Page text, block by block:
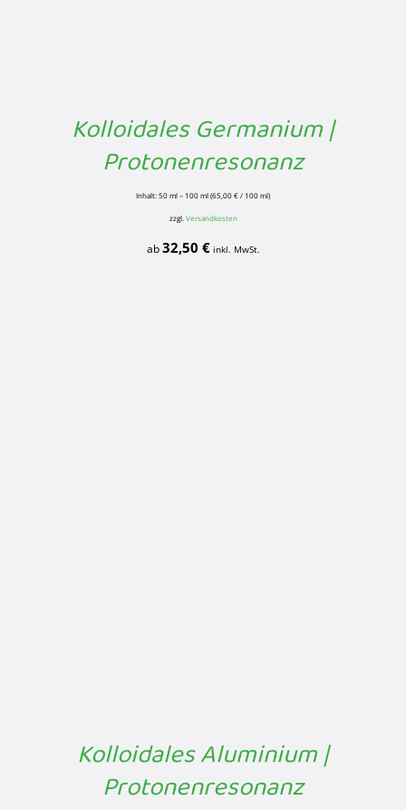
Kolloidales Germanium |
Protonenresonanz
Inhalt: 50ml– 100ml(65,00€/ 100ml)
zzgl.Versandkosten
ab32,50 € inkl. MwSt.
Kolloidales Aluminium |
Protonenresonanz